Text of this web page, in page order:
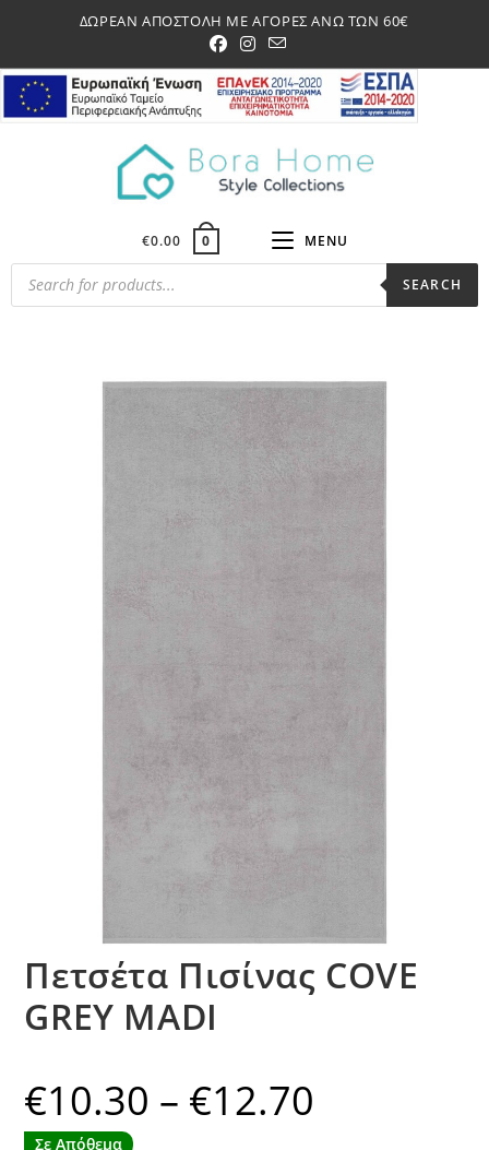
ΔΩΡΕΑΝ ΑΠΟΣΤΟΛΗ ΜΕ ΑΓΟΡΕΣ ΑΝΩ ΤΩΝ 60€
€0.00 0 MENU
Products
search
SEARCH
Πετσέτα Πισίνας COVE
GREY MADI
€10.30 – €12.70
Σε Απόθεμα